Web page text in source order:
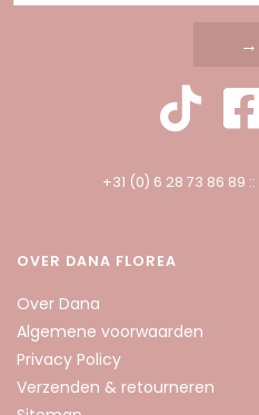
→
+31 (0) 6 28 73 86 89 ::
OVER DANA FLOREA
Over Dana
Algemene voorwaarden
Privacy Policy
Verzenden & retourneren